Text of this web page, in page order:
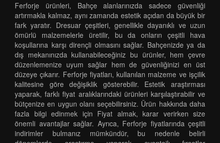
Ferforje ürünleri, Bahçe alanlarınızda sadece güvenliği
artırmakla kalmaz, aynı zamanda estetik açıdan da büyük bir
fark yaratır. Dresuar çeşitleri, genellikle dayanıklı ve uzun
ömürlü malzemelerle üretilir, bu da onların çeşitli hava
koşullarına karşı dirençli olmasını sağlar. Bahçenizde ya da
dış mekanınızda kullanabileceğiniz bu ürünler, hem çevre
düzenlemenize uyum sağlar hem de güvenliğinizi en üst
düzeye çıkarır. Ferforje fiyatları, kullanılan malzeme ve işçilik
kalitesine göre değişiklik gösterebilir. Estetik araştırması
yaparak, farklı fiyat aralıklarındaki ürünleri karşılaştırabilir ve
bütçenize en uygun olanı seçebilirsiniz. Ürün hakkında daha
fazla bilgi edinmek için Fiyat almak, karar verirken size
önemli avantajlar sağlar. Ayrıca, Ferforje fiyatlarında çeşitli
indirimler bulmanız mümkündür, bu nedenle belirli